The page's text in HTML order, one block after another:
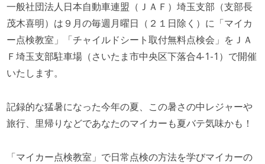
一般社団法人日本自動車連盟（ＪＡＦ）埼玉支部（支部長
茂木喜明）は９月の毎週月曜日（２１日除く）に「マイカ
ー点検教室」「チャイルドシート取付無料点検会」をＪＡ
Ｆ埼玉支部駐車場（さいたま市中央区下落合4-1-1）で開催
いたします。
記録的な猛暑になった今年の夏、この暑さの中レジャーや
旅行、里帰りなどであなたのマイカーも夏バテ気味かも！
「マイカー点検教室」で日常点検の方法を学びマイカーの